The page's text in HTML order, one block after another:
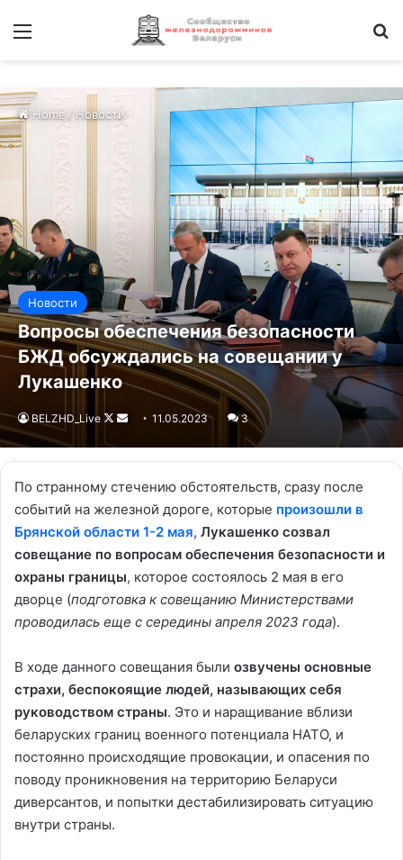
Home/Новости
Новости
Вопросы обеспечения безопасности
БЖД обсуждались на совещании у
Лукашенко
BELZHD_Live
Follow
X
Send
email
11.05.2023 3
По странному стечению обстоятельств, сразу после
событий на железной дороге, которые произошли в
Брянской области 1-2 мая, Лукашенко созвал
совещание по вопросам обеспечения безопасности и
охраны границы, которое состоялось 2 мая в его
дворце (подготовка к совещанию Министерствами
проводилась еще с середины апреля 2023 года).
В ходе данного совещания были озвучены основные
страхи, беспокоящие людей, называющих себя
руководством страны. Это и наращивание вблизи
беларуских границ военного потенциала НАТО, и
постоянно происходящие провокации, и опасения по
поводу проникновения на территорию Беларуси
диверсантов, и попытки дестабилизировать ситуацию
внутри страны.